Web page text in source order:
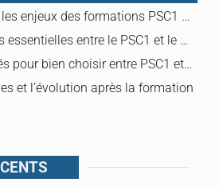
Le contexte et les enjeux des formations PSC1 et SST
Les différences essentielles entre le PSC1 et le SST
Les critères clés pour bien choisir entre PSC1 et SST
et l’évolution après la formation